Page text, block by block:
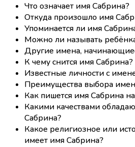
Что означает имя Сабрина?
Откуда произошло имя
Упоминается ли имя
Можно ли называть
Другие имена,
К чему снится имя Сабрина?
Известные личности с
Преимущества выбора
Как пишется имя Сабрина
Какими качествами
Сабрина?
Какое религиозное или
имеет имя Сабрина?